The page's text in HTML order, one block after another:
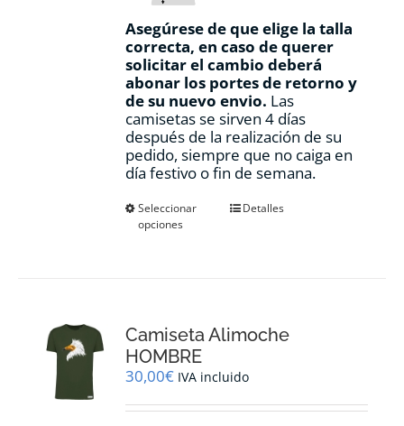
Asegúrese de que elige la talla
correcta, en caso de querer
solicitar el cambio deberá
abonar los portes de retorno y
de su nuevo envio. Las
camisetas se sirven 4 días
después de la realización de su
pedido, siempre que no caiga en
día festivo o fin de semana.
Seleccionar
opciones
Este
se
elegir
la
Detalles
Camiseta Alimoche
HOMBRE
30,00€ IVA incluido